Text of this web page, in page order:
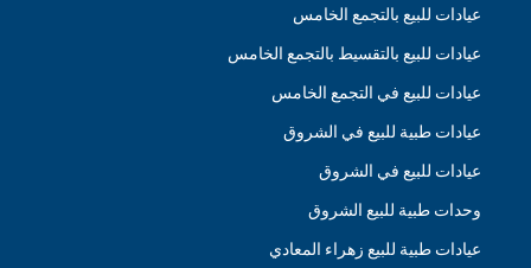
عيادات للبيع بالتجمع الخامس
عيادات للبيع بالتقسيط بالتجمع الخامس
عيادات للبيع في التجمع الخامس
عيادات طبية للبيع في الشروق
عيادات للبيع في الشروق
وحدات طبية للبيع الشروق
عيادات طبية للبيع زهراء المعادي